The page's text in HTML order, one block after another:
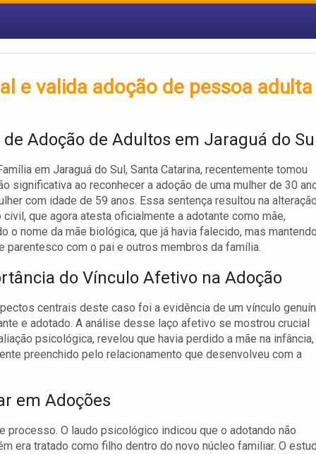
e valida adoção de pessoa adulta
de Adoção de Adultos em Jaraguá do Sul
em Jaraguá do Sul, Santa Catarina, recentemente tomou
significativa ao reconhecer a adoção de uma mulher de 30
com idade de 59 anos. Essa sentença resultou na alteração
que agora atesta oficialmente a adotante como mãe,
o nome da mãe biológica, que já havia falecido, mas mantendo
parentesco com o pai e outros membros da família.
do Vínculo Afetivo na Adoção
centrais deste caso foi a evidência de um vínculo
e adotado. A análise desse laço afetivo se mostrou crucial
psicológica, revelou que havia perdido a mãe na infância,
preenchido pelo relacionamento que desenvolveu com a
em Adoções
O laudo psicológico indicou que o adotando não
era tratado como filho dentro do novo núcleo familiar. O